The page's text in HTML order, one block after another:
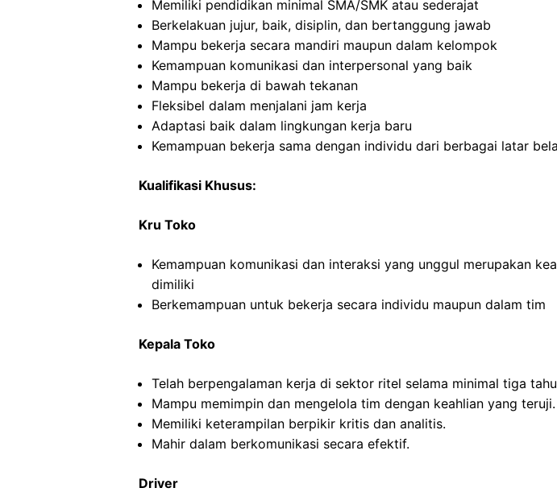
Memiliki pendidikan minimal SMA/SMK atau sederajat
Berkelakuan jujur, baik, disiplin, dan bertanggung jawab
Mampu bekerja secara mandiri maupun dalam kelompok
Kemampuan komunikasi dan interpersonal yang baik
Mampu bekerja di bawah tekanan
Fleksibel dalam menjalani jam kerja
Adaptasi baik dalam lingkungan kerja baru
Kemampuan bekerja sama dengan individu dari berbagai latar
Kualifikasi Khusus:
Kru Toko
Kemampuan komunikasi dan interaksi yang unggul merupakan
dimiliki
Berkemampuan untuk bekerja secara individu maupun dalam tim
Kepala Toko
Telah berpengalaman kerja di sektor ritel selama minimal tiga
Mampu memimpin dan mengelola tim dengan keahlian yang teruji.
Memiliki keterampilan berpikir kritis dan analitis.
Mahir dalam berkomunikasi secara efektif.
Driver